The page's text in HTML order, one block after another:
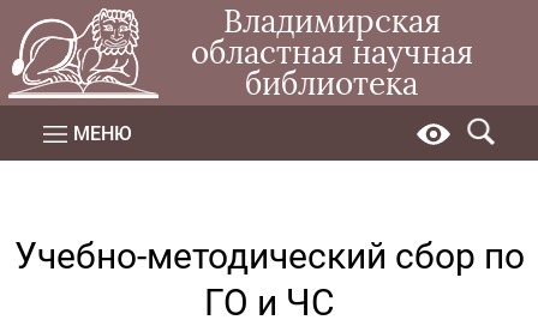
Владимирская
областная научная
библиотека
МЕНЮ
Учебно-методический сбор по
ГО и ЧС